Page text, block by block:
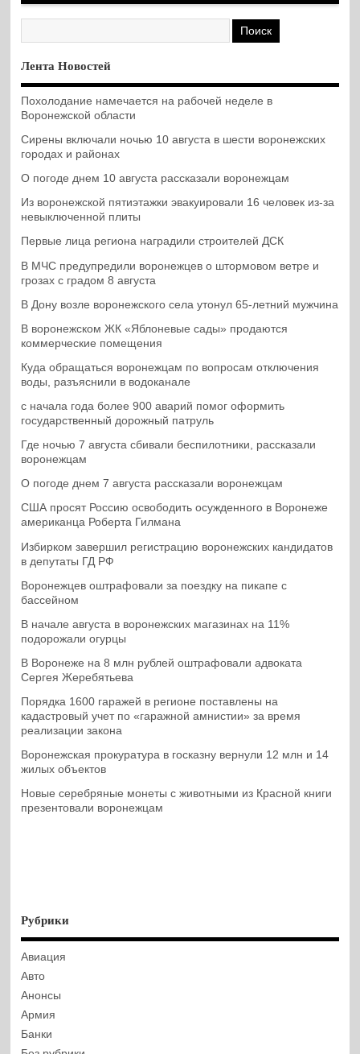
Лента Новостей
Похолодание намечается на рабочей неделе в
Воронежской области
Сирены включали ночью 10 августа в шести воронежских
городах и районах
О погоде днем 10 августа рассказали воронежцам
Из воронежской пятиэтажки эвакуировали 16 человек из-за
невыключенной плиты
Первые лица региона наградили строителей ДСК
В МЧС предупредили воронежцев о штормовом ветре и
грозах с градом 8 августа
В Дону возле воронежского села утонул 65-летний мужчина
В воронежском ЖК «Яблоневые сады» продаются
коммерческие помещения
Куда обращаться воронежцам по вопросам отключения
воды, разъяснили в водоканале
с начала года более 900 аварий помог оформить
государственный дорожный патруль
Где ночью 7 августа сбивали беспилотники, рассказали
воронежцам
О погоде днем 7 августа рассказали воронежцам
США просят Россию освободить осужденного в Воронеже
американца Роберта Гилмана
Избирком завершил регистрацию воронежских кандидатов
в депутаты ГД РФ
Воронежцев оштрафовали за поездку на пикапе с
бассейном
В начале августа в воронежских магазинах на 11%
подорожали огурцы
В Воронеже на 8 млн рублей оштрафовали адвоката
Сергея Жеребятьева
Порядка 1600 гаражей в регионе поставлены на
кадастровый учет по «гаражной амнистии» за время
реализации закона
Воронежская прокуратура в госказну вернули 12 млн и 14
жилых объектов
Новые серебряные монеты с животными из Красной книги
презентовали воронежцам
Рубрики
Авиация
Авто
Анонсы
Армия
Банки